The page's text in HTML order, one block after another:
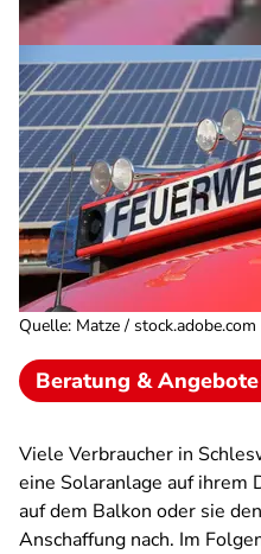
Quelle: Matze / stock.adobe.com
Beratung & Angebote
Viele Verbraucher in
eine Solaranlage auf ihrem
auf dem Balkon oder sie
Anschaffung nach. Im